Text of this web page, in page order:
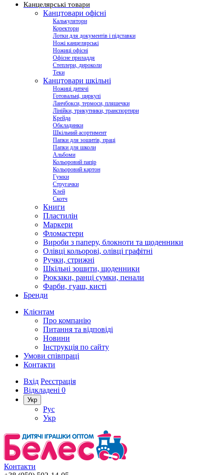
Канцелярські товари
Канцтовари офісні
Калькулятори
Коректори
Лотки для документів і підставки
Ножі канцелярські
Ножиці офісні
Офісне приладдя
Степлери, дироколи
Теки
Канцтовари шкільні
Ножиці дитячі
Готовальні, циркулі
Ланчбокси, термоси, пляшечки
Лінійки, трикутники, транспортири
Крейда
Обкладинки
Шкільний асортимент
Папки для зошитів, праці
Папки для школи
Альбоми
Кольоровий папір
Кольоровий картон
Гумки
Стругачки
Клей
Скотч
Книги
Пластилін
Маркери
Фломастери
Вироби з паперу, блокноти та щоденники
Олівці кольорові, олівці графітні
Ручки, стрижні
Шкільні зошити, щоденники
Рюкзаки, ранці сумки, пенали
Фарби, гуаш, кисті
Бренди
Клієнтам
Про компанію
Питання та відповіді
Новини
Інструкція по сайту
Умови співпраці
Контакти
Вхід Реєстрація
Відкладені 0
Укр
Рус
Укр
Контакти